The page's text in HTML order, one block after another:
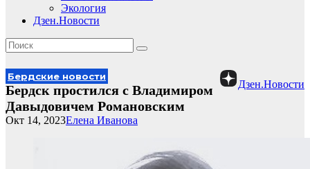
Экология
Дзен.Новости
Дзен.Новости
Бердские новости
Бердск простился с Владимиром
Давыдовичем Романовским
Елена Иванова
Окт 14, 2023